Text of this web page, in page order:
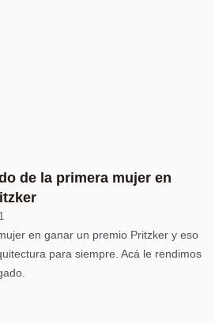
de la primera mujer en
en ganar un premio Pritzker y eso
para siempre. Acá le rendimos